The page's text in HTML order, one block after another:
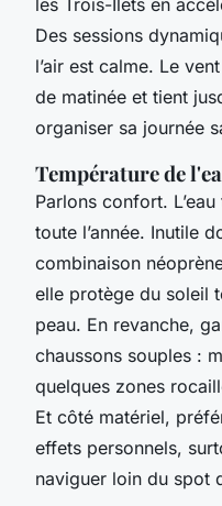
les Trois-Îlets en
Des sessions
l’air est calme. Le
de matinée et tient
organiser sa journée
Température de
Parlons confort.
toute l’année. Inutile
combinaison
elle protège du soleil
peau. En revanche,
chaussons souples :
quelques zones
Et côté matériel,
effets personnels,
naviguer loin du spot